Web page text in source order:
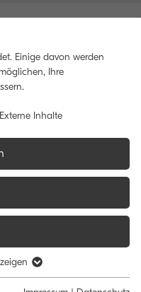
NEUE
Einige davon werden
Ihre
Externe Inhalte